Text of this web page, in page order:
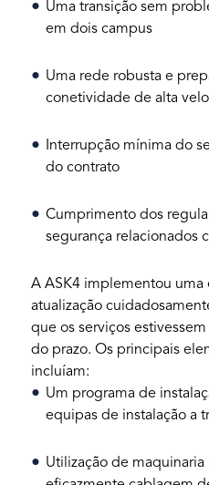
Uma transição sem
em dois campus
Uma rede robusta e
conetividade de alta
Interrupção mínima do
do contrato
Cumprimento dos
segurança relacionados
A ASK4 implementou uma
atualização
que os serviços
do prazo. Os principais
incluíam:
Um programa de
equipas de instalação a
Utilização de